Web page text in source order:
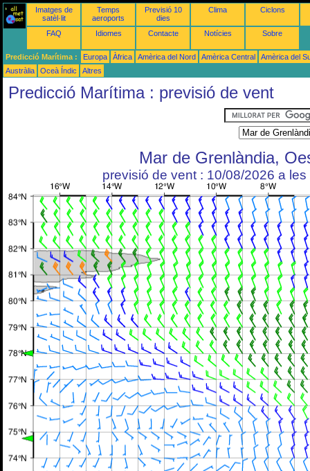
Imatges de
satèl·lit
Temps
aeroports
Previsió 10
dies
Clima Ciclons
FAQ Idiomes Contacte Notícies Sobre
Predicció Marítima : Europa Àfrica Amèrica del Nord Amèrica Central
Amèrica del
Austràlia
Oceà Índic Altres
Predicció Marítima : previsió de vent
Mar de Grenlàndia,
previsió de vent : 10/08/2026 a les